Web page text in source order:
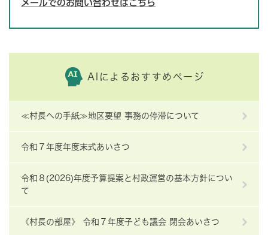
メールでのお問い合わせはこちら
AIによるおすすめページ
≪村長への手紙≫地区要望 事務の停滞について
令和７年度年度末式あいさつ
令和８(2026)年度予算提案と村政運営の基本方針につい
て
《村長の部屋》 令和７年度子ども議会 閉会あいさつ